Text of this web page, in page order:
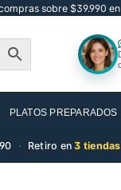
sobre $39.990 en
PLATOS PREPARADOS
· Retiro en3 tiendas